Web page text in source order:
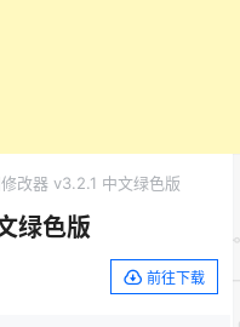
改器 v3.2.1 中文绿色版
绿色版
前往下载